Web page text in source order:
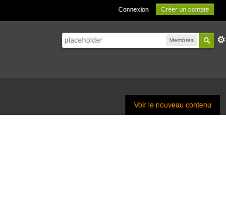
Connexion Créer un compte
Membres
Voir le nouveau contenu